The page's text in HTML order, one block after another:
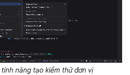
năng tạo kiểm thử đơn vị